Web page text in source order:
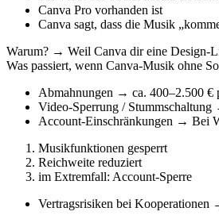
Canva Pro vorhanden ist
Canva sagt, dass die Musik
Warum? → Weil Canva dir eine Design-
Was passiert, wenn Canva-Musik ohne
Abmahnungen → ca. 400–2.500 €
Video-Sperrung /
Account-Einschränkungen → Bei
Musikfunktionen gesperrt
Reichweite reduziert
im Extremfall: Account-Sperre
Vertragsrisiken bei Kooperationen